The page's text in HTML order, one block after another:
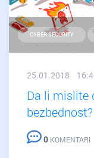
CYBER SECURITY
25.01.2018
Da li mislite
bezbednost?
0 KOMENTARI